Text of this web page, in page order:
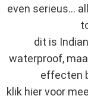
even serieus...
dit is
waterproof,
effecten
klik hier voor